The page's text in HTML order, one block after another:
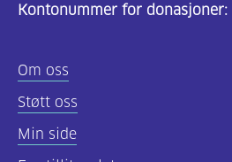
Kontonummer for donasjoner:
Om oss
Støtt oss
Min side